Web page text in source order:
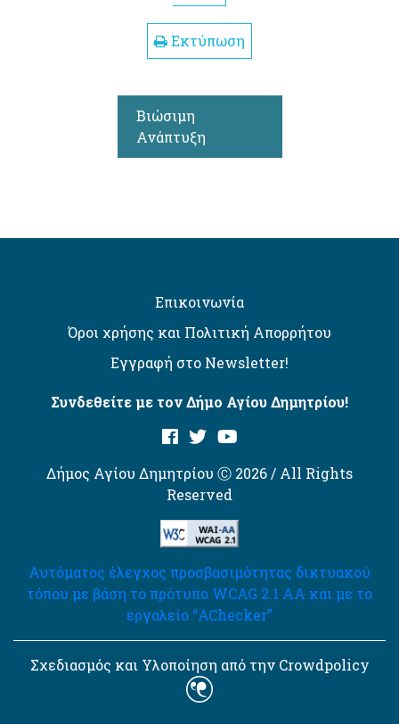
Εκτύπωση
Βιώσιμη
Ανάπτυξη
Επικοινωνία
Όροι χρήσης και Πολιτική Απορρήτου
Εγγραφή στο Newsletter!
Συνδεθείτε με τον Δήμο Αγίου Δημητρίου!
Δήμος Αγίου Δημητρίου Ⓒ 2026 / All Rights
Reserved
Αυτόματος έλεγχος προσβασιμότητας δικτυακού
τόπου με βάση το πρότυπο WCAG 2.1 AA και με το
εργαλείο “AChecker”
Σχεδιασμός και Υλοποίηση από την Crowdpolicy